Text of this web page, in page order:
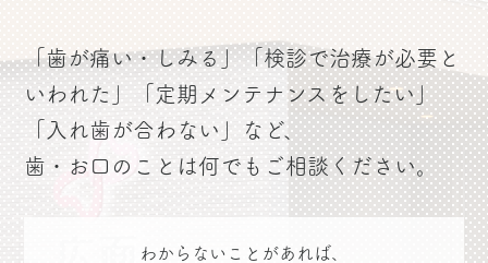
「歯が痛い・しみる」「検診で治療が必要と
いわれた」
「定期メンテナンスをしたい」
「入れ歯が合わない」など、
歯・お口のことは何でもご相談ください。
わからないことがあれば、